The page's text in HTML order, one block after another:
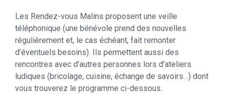
Les Rendez-vous Malins proposent une veille
téléphonique (une bénévole prend des nouvelles
régulièrement et, le cas échéant, fait remonter
d’éventuels besoins). Ils permettent aussi des
rencontres avec d’autres personnes lors d’ateliers
ludiques (bricolage, cuisine, échange de savoirs…) dont
vous trouverez le programme ci-dessous.